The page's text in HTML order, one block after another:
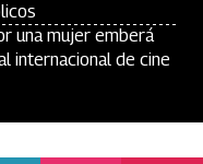
una mujer emberá
internacional de cine